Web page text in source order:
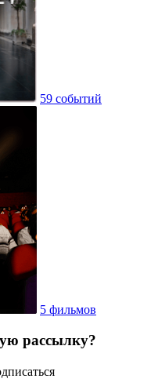
59 событий
5 фильмов
рассылку?